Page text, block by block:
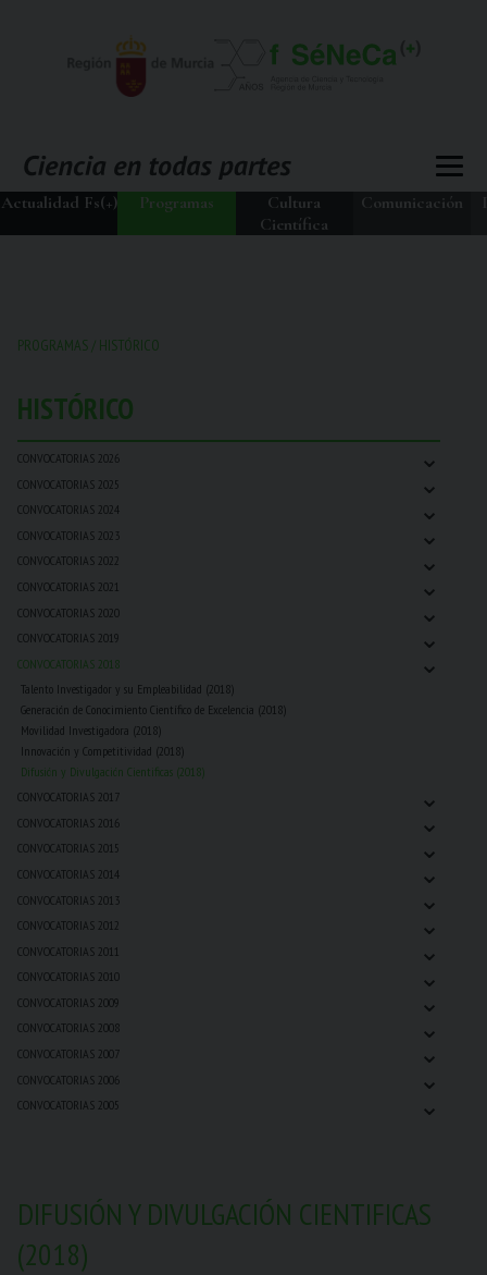
Actualidad Fs(+) Programas
Cultura
Científica
Comunicación
PROGRAMAS / HISTÓRICO
HISTÓRICO
CONVOCATORIAS 2026 ⌄
CONVOCATORIAS 2025 ⌄
CONVOCATORIAS 2024 ⌄
CONVOCATORIAS 2023 ⌄
CONVOCATORIAS 2022 ⌄
CONVOCATORIAS 2021 ⌄
CONVOCATORIAS 2020 ⌄
CONVOCATORIAS 2019 ⌄
CONVOCATORIAS 2018 ⌄
Talento Investigador y su Empleabilidad (2018)
Generación de Conocimiento Científico de Excelencia (2018)
Movilidad Investigadora (2018)
Innovación y Competitividad (2018)
Difusión y Divulgación Cientificas (2018)
CONVOCATORIAS 2017
⌄
CONVOCATORIAS 2016 ⌄
CONVOCATORIAS 2015 ⌄
CONVOCATORIAS 2014 ⌄
CONVOCATORIAS 2013 ⌄
CONVOCATORIAS 2012 ⌄
CONVOCATORIAS 2011 ⌄
CONVOCATORIAS 2010 ⌄
CONVOCATORIAS 2009 ⌄
CONVOCATORIAS 2008 ⌄
CONVOCATORIAS 2007 ⌄
CONVOCATORIAS 2006 ⌄
CONVOCATORIAS 2005 ⌄
DIFUSIÓN Y DIVULGACIÓN CIENTIFICAS
(2018)